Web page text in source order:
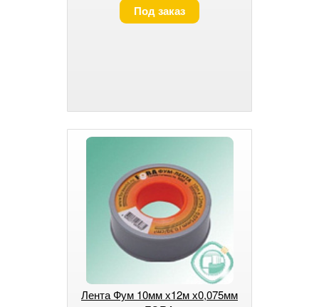
Под заказ
Лента Фум 10мм х12м х0,075мм